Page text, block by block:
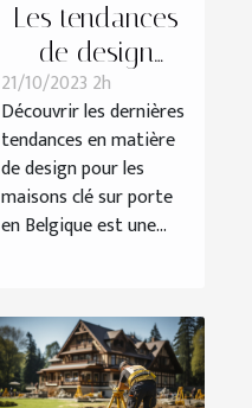
Les tendances
de design
actuelles pour
les maisons clé
sur porte en
Belgique
21/10/2023 2h
Découvrir les dernières
tendances en matière
de design pour les
maisons clé sur porte
en Belgique est une...